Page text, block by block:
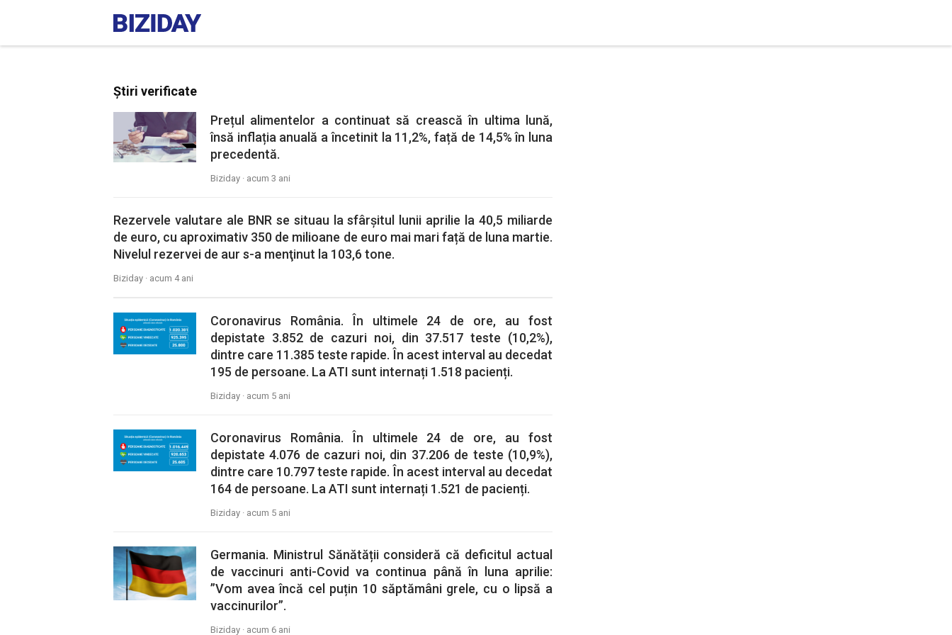
Știri verificate
Prețul alimentelor a continuat să crească în ultima lună,
însă inflația anuală a încetinit la 11,2%, față de 14,5% în luna
precedentă.
Biziday · acum 3 ani
Rezervele valutare ale BNR se situau la sfârșitul lunii aprilie la 40,5 miliarde
de euro, cu aproximativ 350 de milioane de euro mai mari față de luna martie.
Nivelul rezervei de aur s-a menţinut la 103,6 tone.
Biziday · acum 4 ani
Coronavirus România. În ultimele 24 de ore, au fost
depistate 3.852 de cazuri noi, din 37.517‬ teste (10,2%),
dintre care 11.385 teste rapide. În acest interval au decedat
195 de persoane. La ATI sunt internați 1.518 pacienți.
Biziday · acum 5 ani
Coronavirus România. În ultimele 24 de ore, au fost
depistate 4.076 de cazuri noi, din 37.206‬ de teste (10,9%),
dintre care 10.797 teste rapide. În acest interval au decedat
164 de persoane. La ATI sunt internați 1.521 de pacienți.
Biziday · acum 5 ani
Germania. Ministrul Sănătății consideră că deficitul actual
de vaccinuri anti-Covid va continua până în luna aprilie:
”Vom avea încă cel puțin 10 săptămâni grele, cu o lipsă a
vaccinurilor”.
Biziday · acum 6 ani